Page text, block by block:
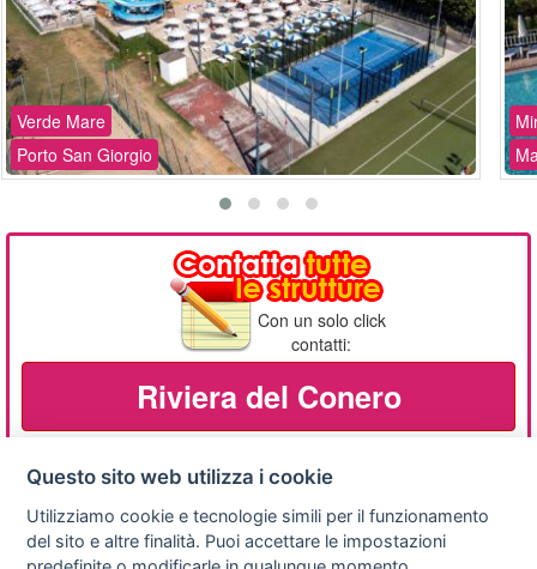
Verde Mare
Porto San Giorgio
Con un solo click
contatti:
Riviera del Conero
Privacy
policy
Avviso
legale
Scrivici
Questo sito web utilizza i cookie
Utilizziamo cookie e tecnologie simili per il funzionamento
del sito e altre finalità. Puoi accettare le impostazioni